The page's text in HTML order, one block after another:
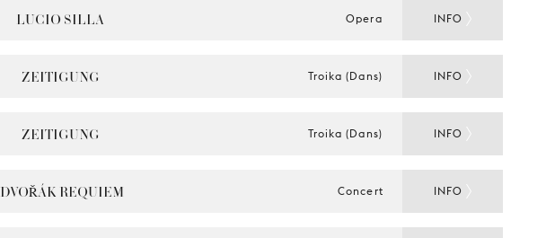
LUCIO SILLA Opera INFO
ZEITIGUNG Troika (Dans) INFO
ZEITIGUNG Troika (Dans) INFO
DVOŘÁK REQUIEM Concert INFO